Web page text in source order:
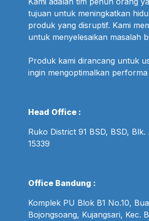
tujuan untuk meningkatkan
produk yang disruptif. Kami
untuk menyelesaikan masalah
Produk kami dirancang untuk
ingin mengoptimalkan performa
Head Office :
Ruko District 91 BSD, BSD,
15339
Office Bandung :
Komplek PU Blok B1 No.10,
Bojongsoang, Kujangsari, Kec.